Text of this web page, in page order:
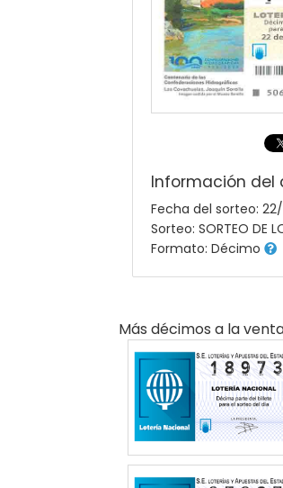
Información del
Fecha del sorteo:
Sorteo: SORTEO DE
Formato: Décimo
Más décimos a la